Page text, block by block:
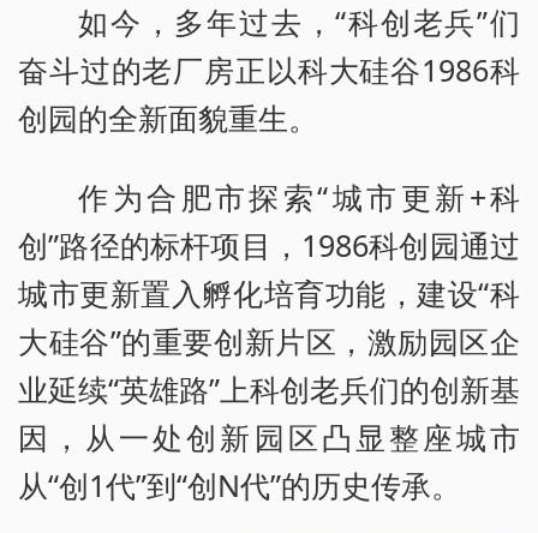
如今，多年过去，“科创老兵”们
奋斗过的老厂房正以科大硅谷1986科
创园的全新面貌重生。
作为合肥市探索“城市更新+科
创”路径的标杆项目，1986科创园通过
城市更新置入孵化培育功能，建设“科
大硅谷”的重要创新片区，激励园区企
业延续“英雄路”上科创老兵们的创新基
因，从一处创新园区凸显整座城市
从“创1代”到“创N代”的历史传承。